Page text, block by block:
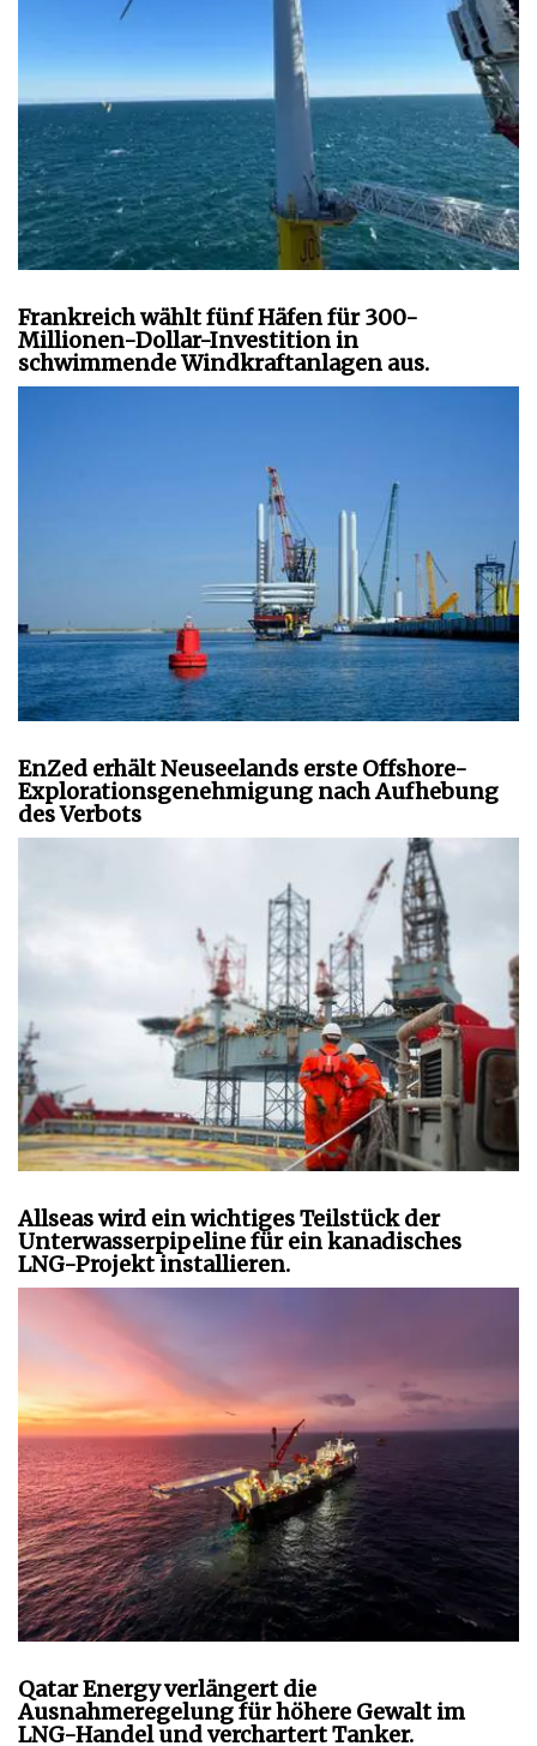
Frankreich wählt fünf Häfen für 300-
Millionen-Dollar-Investition in
schwimmende Windkraftanlagen aus.
EnZed erhält Neuseelands erste Offshore-
Explorationsgenehmigung nach Aufhebung
des Verbots
Allseas wird ein wichtiges Teilstück der
Unterwasserpipeline für ein kanadisches
LNG-Projekt installieren.
Qatar Energy verlängert die
Ausnahmeregelung für höhere Gewalt im
LNG-Handel und verchartert Tanker.